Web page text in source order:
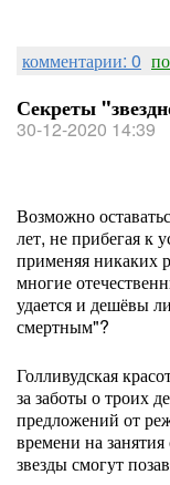
комментарии: 0
Секреты
30-12-2020 14:39
Возможно
лет, не прибегая к
применяя никаких
многие
удается и дешёвы
смертным"?
Голливудская
за заботы о троих
предложений от
времени на
звезды смогут